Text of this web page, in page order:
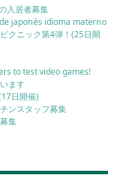
入居者募集
japonés idioma materno
クニック第4弾！(25日開
to test video games!
ます
日開催)
ンスタッフ募集
集